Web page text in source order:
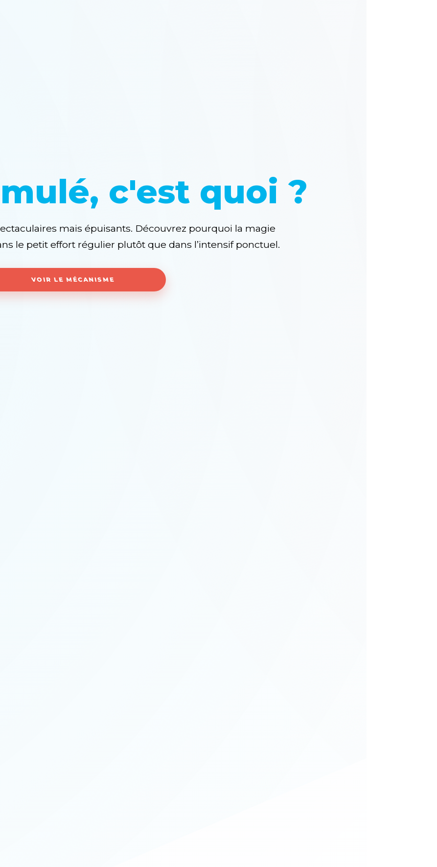
c'est quoi ?
mais épuisants. Découvrez pourquoi la magie
le petit effort régulier plutôt que dans l’intensif ponctuel.
VOIR LE MÉCANISME